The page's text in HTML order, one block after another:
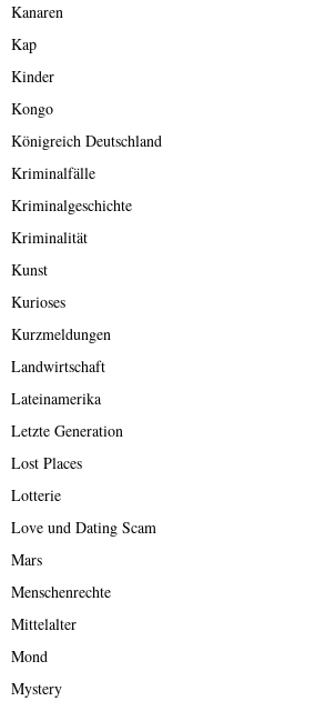
Kanaren
Kap
Kinder
Kongo
Königreich Deutschland
Kriminalfälle
Kriminalgeschichte
Kriminalität
Kunst
Kurioses
Kurzmeldungen
Landwirtschaft
Lateinamerika
Letzte Generation
Lost Places
Lotterie
Love und Dating Scam
Mars
Menschenrechte
Mittelalter
Mond
Mystery